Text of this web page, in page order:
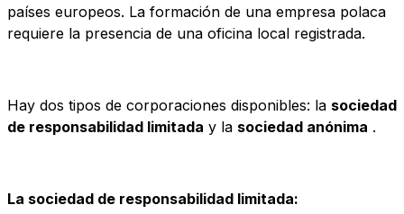
países europeos. La formación de una empresa polaca
requiere la presencia de una oficina local registrada.
Hay dos tipos de corporaciones disponibles: la sociedad
de responsabilidad limitada y la sociedad anónima .
La sociedad de responsabilidad limitada: